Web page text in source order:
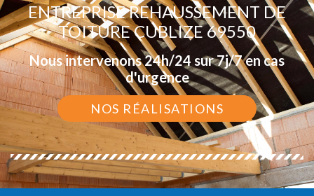
ENTREPRISE REHAUSSEMENT DE
TOITURE CUBLIZE 69550
Nous intervenons 24h/24 sur 7j/7 en cas
d'urgence
NOS RÉALISATIONS